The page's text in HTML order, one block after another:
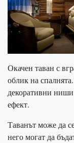
Окачен таван с
облик на
декоративни
ефект.
Таванът може да
него могат да